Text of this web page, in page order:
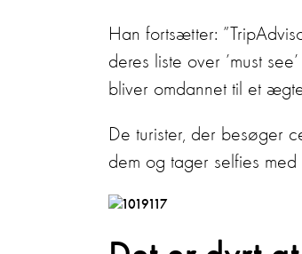
Han fortsætter:
deres liste over ’must
bliver omdannet til et
De turister, der besøger
dem og tager selfies med